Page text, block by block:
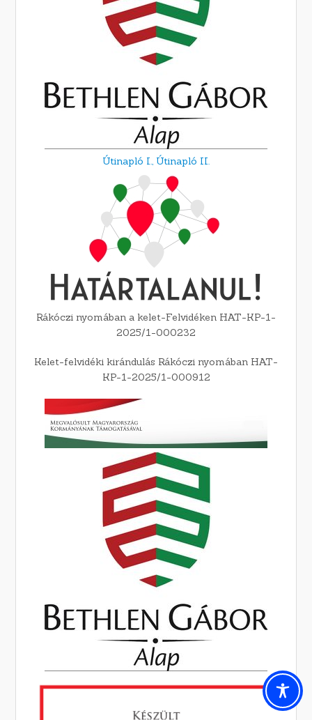
Útinapló I., Útinapló II.
Rákóczi nyomában a kelet-Felvidéken HAT-KP-1-
2025/1-000232
Kelet-felvidéki kirándulás Rákóczi nyomában HAT-
KP-1-2025/1-000912